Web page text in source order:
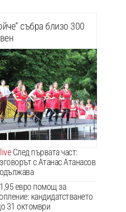
събра близо 300
След първата част:
с Атанас Атанасов
евро помощ за
кандидатстването
31 октомври